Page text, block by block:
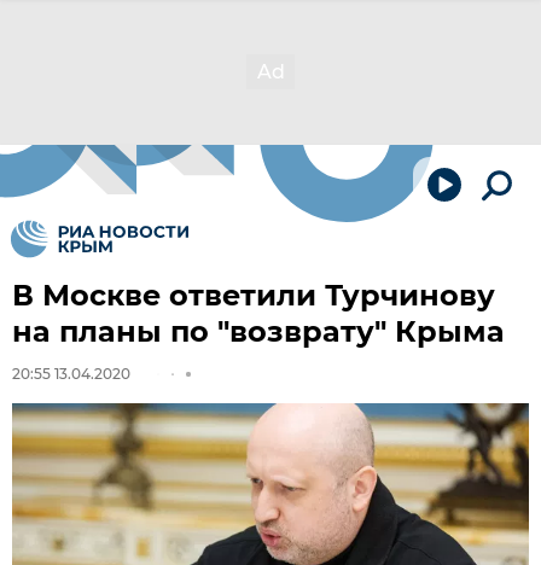
В Москве ответили Турчинову
на планы по "возврату" Крыма
20:55 13.04.2020